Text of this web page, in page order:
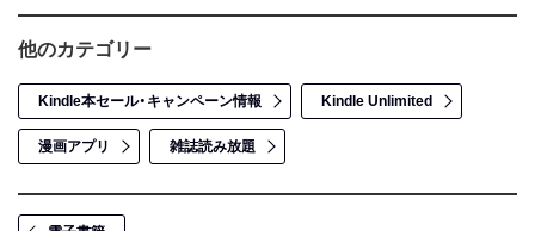
他のカテゴリー
Kindle本セール・キャンペーン情報 Kindle Unlimited
漫画アプリ 雑誌読み放題